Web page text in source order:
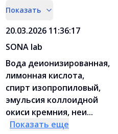
Показать
20.03.2026 11:36:17
SONA lab
Вода деионизированная,
лимонная кислота,
спирт изопропиловый,
эмульсия коллоидной
окиси кремния, неи...
Показать еще